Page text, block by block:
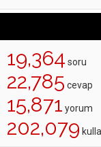
19,364 soru
22,785 cevap
15,871 yorum
202,079